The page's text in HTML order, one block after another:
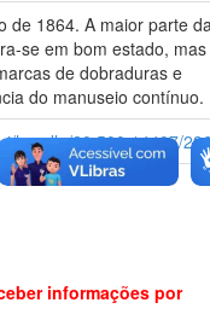
de 1864. A maior parte
se em bom estado, mas
de dobraduras e
do manuseio contínuo.
handle/20.500.14407/
informações por